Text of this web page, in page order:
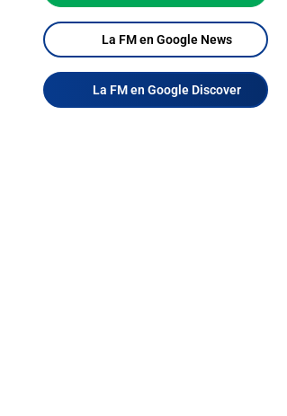
La FM en Google News
La FM en Google Discover